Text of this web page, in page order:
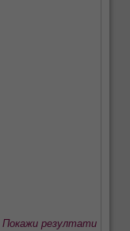
Покажи резултати